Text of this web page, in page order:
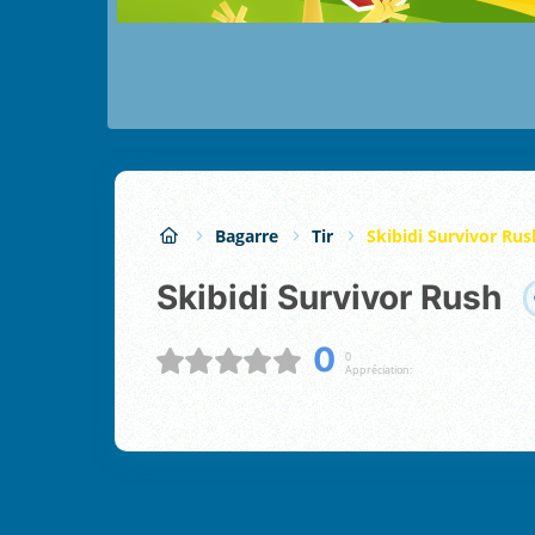
Bagarre Tir Skibidi Survivor
Skibidi Survivor Rush
0
0
Appréciation: